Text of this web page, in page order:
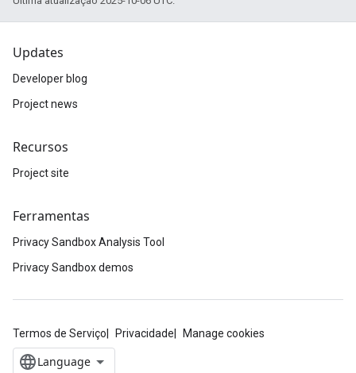
Updates
Developer blog
Project news
Recursos
Project site
Ferramentas
Privacy Sandbox Analysis Tool
Privacy Sandbox demos
Termos de Serviço Privacidade Manage cookies